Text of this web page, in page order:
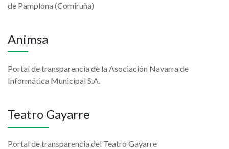
de Pamplona (Comiruña)
Animsa
Portal de transparencia de la Asociación Navarra de
Informática Municipal S.A.
Teatro Gayarre
Portal de transparencia del Teatro Gayarre